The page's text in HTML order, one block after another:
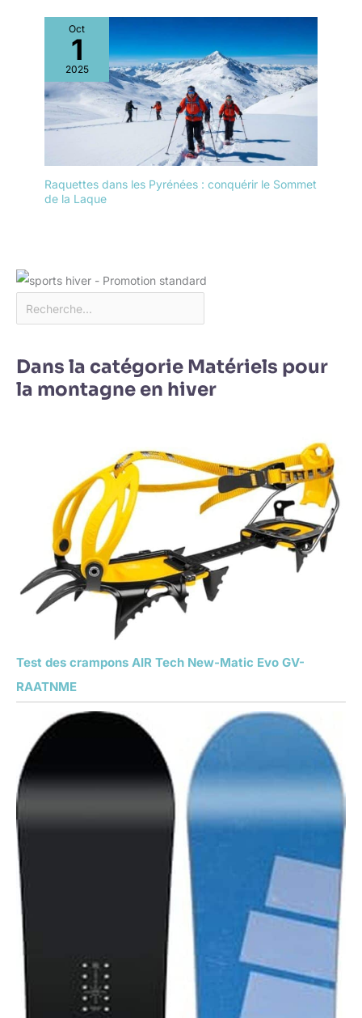
Oct
1
2025
Raquettes dans les Pyrénées : conquérir le Sommet
de la Laque
Dans la catégorie Matériels pour
la montagne en hiver
Test des crampons AIR Tech New-Matic Evo GV-
RAATNME